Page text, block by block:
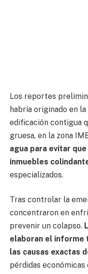
Los reportes
habría originado en
edificación contigua
gruesa, en la zona
agua para evitar
inmuebles
especializados.
Tras controlar la
concentraron en
prevenir un colapso.
elaboran el informe
las causas exactas
pérdidas